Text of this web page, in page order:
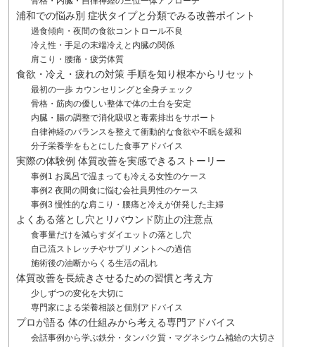
浦和での悩み別 症状タイプと分類でみる改善ポイント
過食傾向・夜間の食欲コントロール不良
冷え性・手足の末端冷えと内臓の関係
肩こり・腰痛・疲労体質
食欲・冷え・疲れの対策 手順を知り根本からリセット
最初の一歩 カウンセリングと全身チェック
骨格・筋肉の優しい整体で体の土台を安定
内臓・腸の調整で消化吸収と毒素排出をサポート
自律神経のバランスを整えて衝動的な食欲や不眠を緩和
分子栄養学をもとにした食事アドバイス
実際の体験例 体質改善を実感できるストーリー
事例1 お風呂で温まっても冷える女性のケース
事例2 夜間の間食に悩む会社員男性のケース
事例3 慢性的な肩こり・腰痛と冷えが併発した主婦
よくある落とし穴とリバウンド防止の注意点
食事量だけを減らすダイエットの落とし穴
自己流ストレッチやサプリメントへの過信
施術後の油断からくる生活の乱れ
体質改善を長続きさせるための習慣と考え方
少しずつの変化を大切に
専門家による栄養相談と個別アドバイス
プロが語る 体の仕組みから考える専門アドバイス
会話事例から学ぶ鉄分・タンパク質・マグネシウム補給の大切さ